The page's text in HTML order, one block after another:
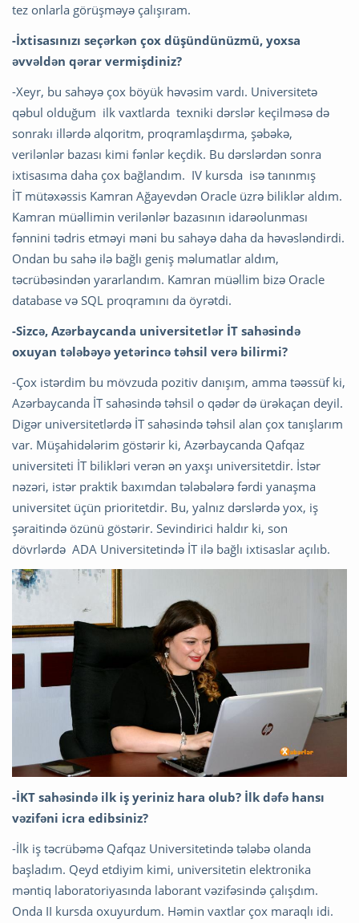
tez onlarla görüşməyə çalışıram.
-İxtisasınızı seçərkən çox düşündünüzmü, yoxsa
əvvəldən qərar vermişdiniz?
-Xeyr, bu sahəyə çox böyük həvəsim vardı. Universitetə
qəbul olduğum ilk vaxtlarda texniki dərslər keçilməsə də
sonrakı illərdə alqoritm, proqramlaşdırma, şəbəkə,
verilənlər bazası kimi fənlər keçdik. Bu dərslərdən sonra
ixtisasıma daha çox bağlandım. IV kursda isə tanınmış
İT mütəxəssis Kamran Ağayevdən Oracle üzrə biliklər aldım.
Kamran müəllimin verilənlər bazasının idarəolunması
fənnini tədris etməyi məni bu sahəyə daha da həvəsləndirdi.
Ondan bu sahə ilə bağlı geniş məlumatlar aldım,
təcrübəsindən yararlandım. Kamran müəllim bizə Oracle
database və SQL proqramını da öyrətdi.
-Sizcə, Azərbaycanda universitetlər İT sahəsində
oxuyan tələbəyə yetərincə təhsil verə bilirmi?
-Çox istərdim bu mövzuda pozitiv danışım, amma təəssüf ki,
Azərbaycanda İT sahəsində təhsil o qədər də ürəkaçan deyil.
Digər universitetlərdə İT sahəsində təhsil alan çox tanışlarım
var. Müşahidələrim göstərir ki, Azərbaycanda Qafqaz
universiteti İT bilikləri verən ən yaxşı universitetdir. İstər
nəzəri, istər praktik baxımdan tələbələrə fərdi yanaşma
universitet üçün prioritetdir. Bu, yalnız dərslərdə yox, iş
şəraitində özünü göstərir. Sevindirici haldır ki, son
dövrlərdə ADA Universitetində İT ilə bağlı ixtisaslar açılıb.
-İKT sahəsində ilk iş yeriniz hara olub? İlk dəfə hansı
vəzifəni icra edibsiniz?
-İlk iş təcrübəmə Qafqaz Universitetində tələbə olanda
başladım. Qeyd etdiyim kimi, universitetin elektronika
məntiq laboratoriyasında laborant vəzifəsində çalışdım.
Onda II kursda oxuyurdum. Həmin vaxtlar çox maraqlı idi.